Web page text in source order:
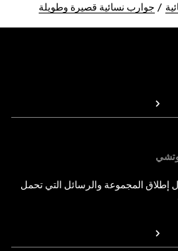
جوارب نسائية قصيرة وطويلة
المجموعة والرسائل التي تحمل